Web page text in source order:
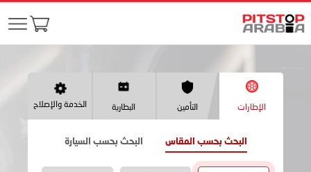
الإطارات التأمين البطارية الخدمة والإصلاح
البحث بحسب المقاس البحث بحسب السيارة